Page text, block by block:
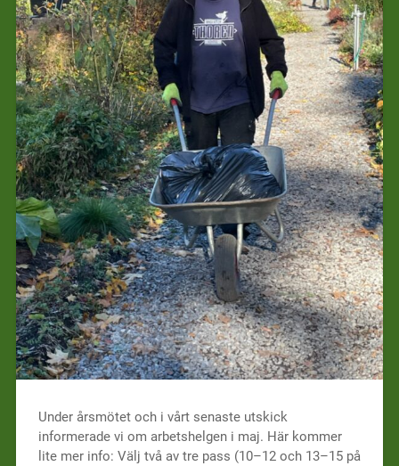
Under årsmötet och i vårt senaste utskick
informerade vi om arbetshelgen i maj. Här kommer
lite mer info: Välj två av tre pass (10–12 och 13–15 på